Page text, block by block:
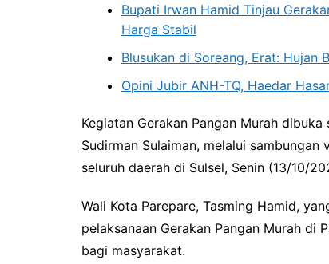
Bupati Irwan Hamid Tinjau
Harga Stabil
Blusukan di Soreang, Erat: Hujan
Opini Jubir ANH-TQ, Haedar
Kegiatan Gerakan Pangan Murah
Sudirman Sulaiman, melalui
seluruh daerah di Sulsel, Senin (13/10/
Wali Kota Parepare, Tasming Hamid,
pelaksanaan Gerakan Pangan Murah di
bagi masyarakat.